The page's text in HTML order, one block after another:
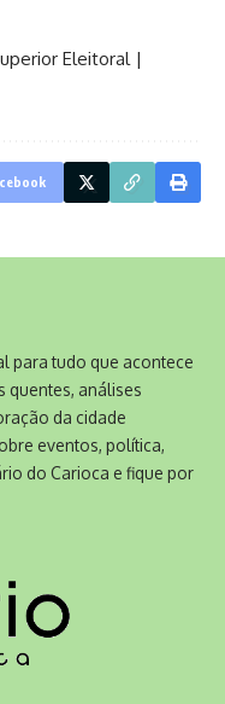
Eleitoral |
para tudo que acontece
quentes, análises
da cidade
eventos, política,
do Carioca e fique por